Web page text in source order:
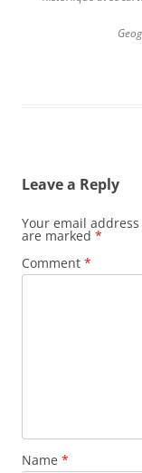
Leave a Reply
Your email
are marked *
Comment *
Name *